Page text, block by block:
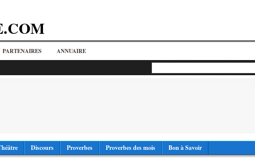
PARTENAIRES ANNUAIRE
Discours Proverbes Proverbes des mois Bon à Savoir